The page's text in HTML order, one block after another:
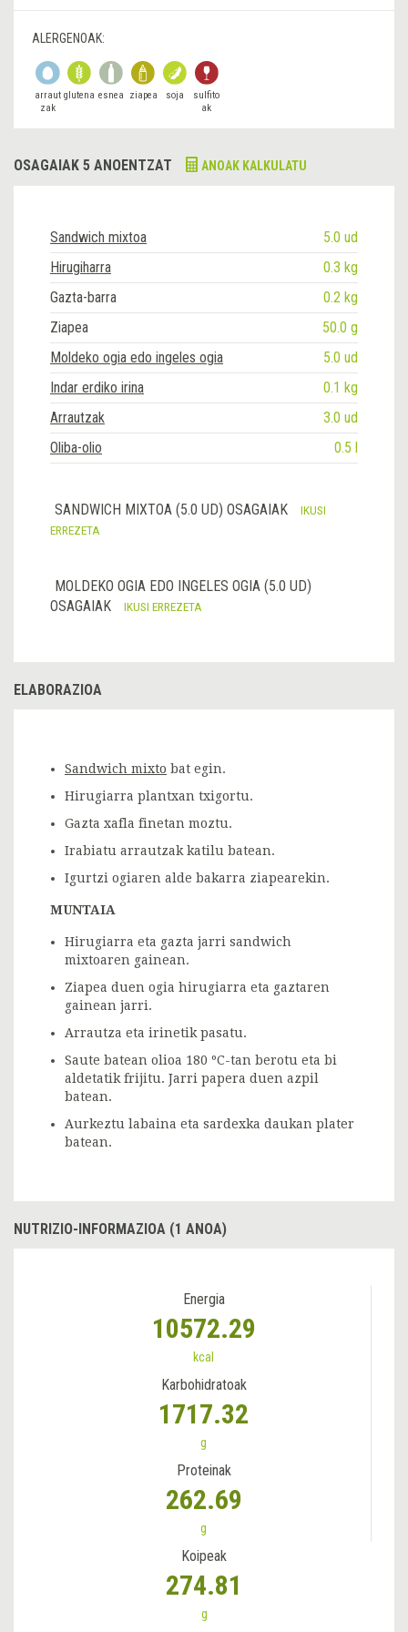
ALERGENOAK:
arraut
zak
glutena esnea ziapea soja
sulfito
ak
OSAGAIAK 5 ANOENTZAT ANOAK KALKULATU
Sandwich mixtoa
5.0 ud
Hirugiharra
0.3 kg
Gazta-barra
0.2 kg
Ziapea
50.0 g
Moldeko ogia edo ingeles ogia
5.0 ud
Indar erdiko irina
0.1 kg
Arrautzak
3.0 ud
Oliba-olio
0.5 l
SANDWICH MIXTOA (5.0 UD) OSAGAIAK
IKUSI
ERREZETA
MOLDEKO OGIA EDO INGELES OGIA (5.0 UD)
OSAGAIAK
IKUSI ERREZETA
ELABORAZIOA
Sandwich mixto bat egin.
Hirugiarra plantxan txigortu.
Gazta xafla finetan moztu.
Irabiatu arrautzak katilu batean.
Igurtzi ogiaren alde bakarra ziapearekin.
MUNTAIA
Hirugiarra eta gazta jarri sandwich
mixtoaren gainean.
Ziapea duen ogia hirugiarra eta gaztaren
gainean jarri.
Arrautza eta irinetik pasatu.
Saute batean olioa 180 ºC-tan berotu eta bi
aldetatik frijitu. Jarri papera duen azpil
batean.
Aurkeztu labaina eta sardexka daukan plater
batean.
NUTRIZIO-INFORMAZIOA (1 ANOA)
Energia
10572.29
kcal
Karbohidratoak
1717.32
g
Proteinak
262.69
g
Koipeak
274.81
g